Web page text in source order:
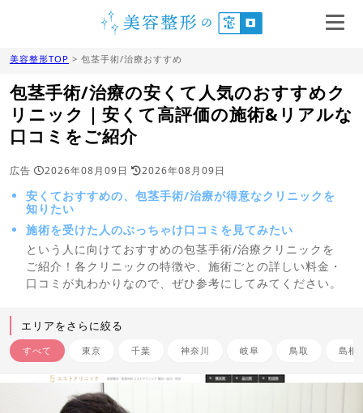
美容整形TOP > 包茎手術/治療おすすめ
包茎手術/治療の安くて人気のおすすめク
リニック｜安くて高評価の施術&リアルな
口コミをご紹介
広告 2026年08月09日 2026年08月09日
安くておすすめの、包茎手術/治療が得意なクリニックを
知りたい
施術を受けた人のぶっちゃけ口コミを見てみたい
という人に向けておすすめの包茎手術/治療クリニックを
ご紹介！各クリニックの特徴や、施術ごとの詳しい料金・
口コミが丸わかりなので、ぜひ参考にしてみてください。
エリアをさらに絞る
すべて 東京 千葉 神奈川 岐阜 鳥取 島根